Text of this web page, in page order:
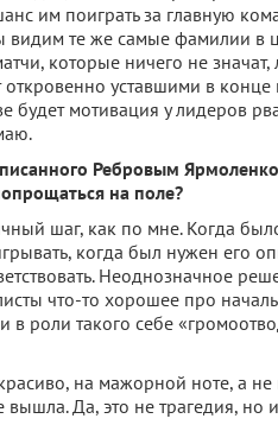
им поиграть за главную
видим те же самые фамилии в
которые ничего не
откровенно уставшими в
будет мотивация у лидеров
Ребровым
на поле?
шаг, как по мне. Когда
когда был нужен его
Неоднозначное
что-то хорошее про
в роли такого себе
на мажорной ноте, а
вышла. Да, это не трагедия,